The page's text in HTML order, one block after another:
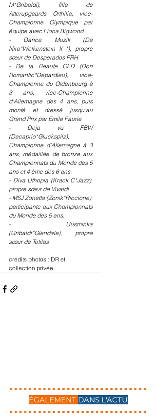
M*Gribaldi), fille de
Atterupgaards Orthilia, vice-
Championne Olympique par
équipe avec Fiona Bigwood
- Dance Muzik (De
Niro*Wolkenstein II *), propre
sœur de Desperados FRH
- De la Beaute OLD (Don
Romantic*Depardieu), vice-
Championne du Oldenbourg à
3 ans, vice-Championne
d'Allemagne des 4 ans, puis
monté et dressé jusqu'au
Grand Prix par Emile Faurie
- Deja vu FBW
(Dacaprio*Gluckspilz),
Championne d'Allemagne à 3
ans, médaillée de bronze aux
Championnats du Monde des 5
ans et 4 ème des 6 ans.
- Diva Uthopia (Krack C*Jazz),
propre sœur de Vivaldi
- MSJ Zonetta (Zonik*Riccione),
participante aux Championnats
du Monde des 5 ans.
- Uusminka
(Gribaldi*Glendale), propre
sœur de Totilas
crédits photos : DR et
collection privée
ÉGALEMENT DANS L'ACTU